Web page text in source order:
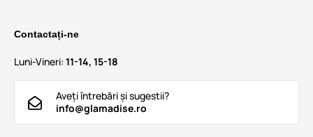
Contactați-ne
Luni-Vineri: 11-14, 15-18
Aveți întrebări și sugestii?
info@glamadise.ro